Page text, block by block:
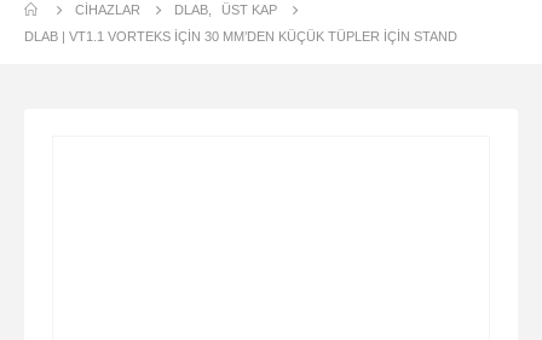
CIHAZLAR DLAB
ÜST KAP
DLAB | VT1.1 VORTEKS IÇIN 30 MM’DEN KÜÇÜK TÜPLER IÇIN STAND